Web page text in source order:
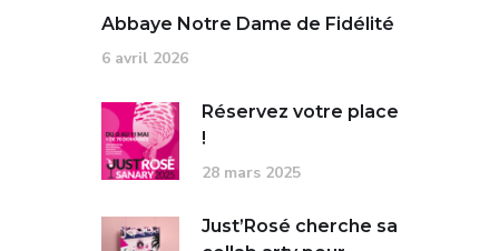
Abbaye Notre Dame de Fidélité
6 avril 2026
Réservez votre place
!
28 mars 2025
Just’Rosé cherche sa